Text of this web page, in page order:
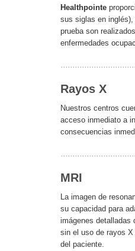
Healthpointe
sus siglas en
prueba son
enfermedades
Rayos X
Nuestros centros
acceso inmediato a
consecuencias
MRI
La imagen de
su capacidad para
imágenes detalladas
sin el uso de rayos X
del paciente.